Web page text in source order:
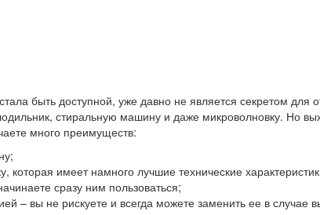
быть доступной, уже давно не является секретом для
стиральную машину и даже микроволновку. Но
много преимуществ:
которая имеет намного лучшие технические
сразу ним пользоваться;
– вы не рискуете и всегда можете заменить ее в случае